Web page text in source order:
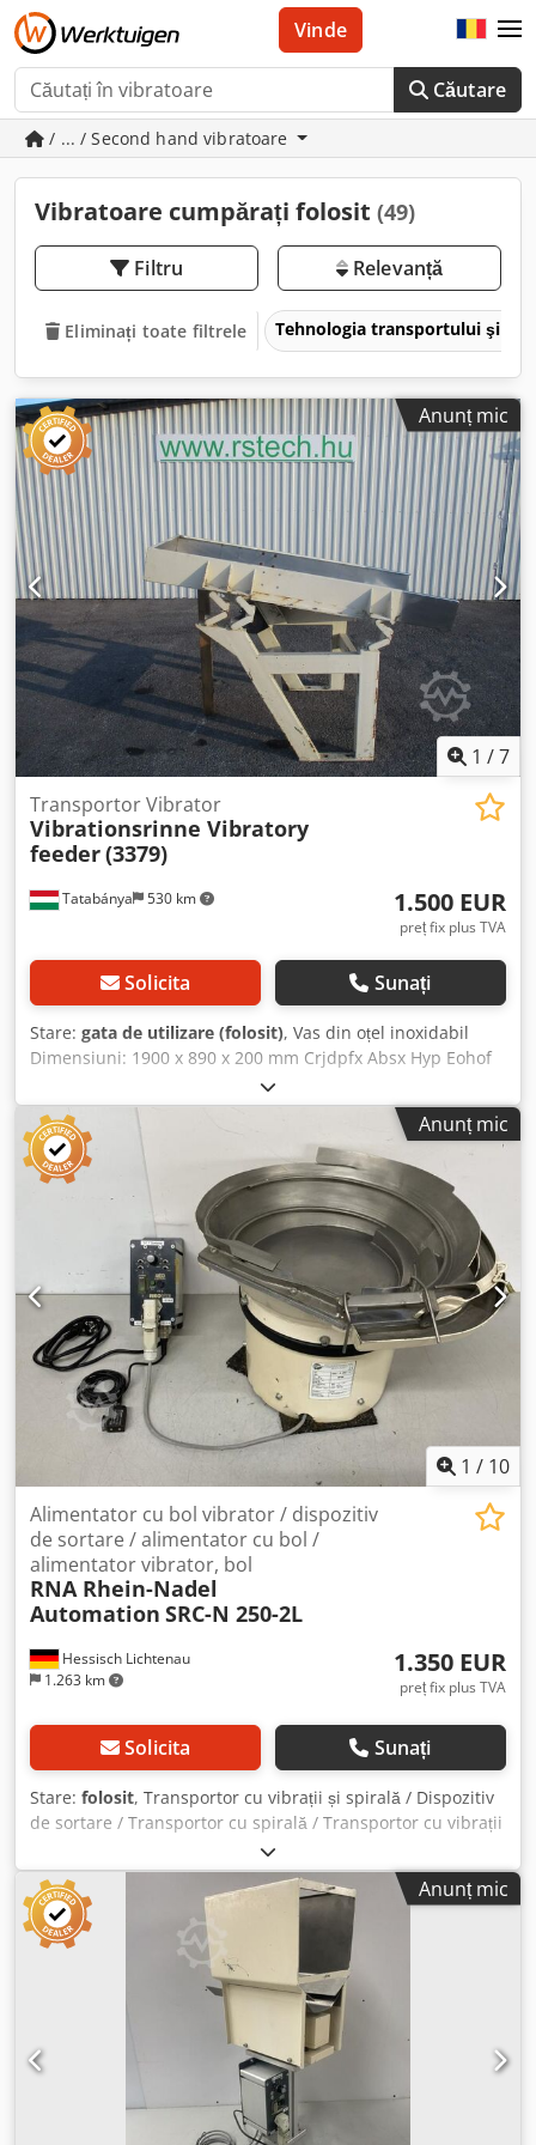
Căutare
Vinde
/ ... / Second hand vibratoare
Vibratoare cumpărați folosit (49)
Filtru Relevanță
Eliminați toate filtrele Tehnologia transportului şi
Anunț mic
1 /7
Tatabánya 530 km
Transportor Vibrator
Vibrationsrinne Vibratory
feeder(3379)
1.500 EUR
preț fix plus TVA
Solicita Sunați
Stare: gata de utilizare (folosit), Vas din oțel inoxidabil
Dimensiuni: 1900 x 890 x 200 mm Crjdpfx Absx Hyp Eohof
Anunț mic
1 / 10
Hessisch Lichtenau
1.263 km
Alimentator cu bol vibrator / dispozitiv
de sortare / alimentator cu bol /
alimentator vibrator, bol
RNA Rhein-Nadel
Automation SRC-N 250-2L
1.350 EUR
preț fix plus TVA
Solicita Sunați
Stare: folosit, Transportor cu vibrații și spirală / Dispozitiv
de sortare / Transportor cu spirală / Transportor cu vibrații
RNA Recipient vibrator, dispozitiv de sortare / Alimentator
cu șuruburi, cu transportor cu vibrații pentru tehnologia
șuruburilor Sistem de alimentare, dispozitiv de alimentare
Producător: RNA Rhein-Nadel Automation GmbH Tip: SRC-
N 250-2L Nr. de serie: An de fabricație: aprox. 2000
Diametrul inferior al recipientului: 300 mm Diametrul
superior al recipientului: 430 mm Înălțimea interioară a
recipientului: aprox. 100 mm Lățimea benzii de sortare:
aprox. 12 mm Înălțimea totală (unitatea de antrenare +
recipient cu banda de sortare): 380 mm Frecvența de
oscilație: 100 Hz / 6000 min-1 Alimentare: 230 volți, 50 Hz -
Dispozitiv de reglare REO, tip Reovib RS6 439-459, pentru
Anunț mic